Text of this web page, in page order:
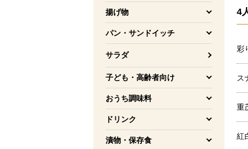
揚げ物
を開く
パン・サンドイッチ
を開く
サラダ
子ども・高齢者向け
を開く
おうち調味料
を開く
ドリンク
を開く
漬物・保存食
を開く
4
彩
ス
重
紅